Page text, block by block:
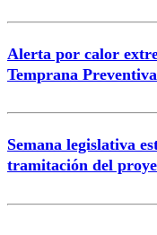
Alerta por calor
Temprana
Semana legislativa
tramitación del